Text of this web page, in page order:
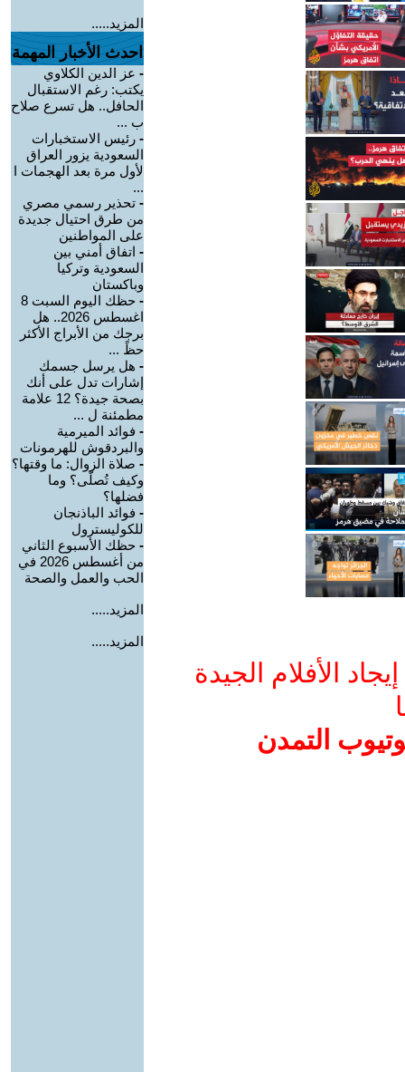
الأفلام الجيدة
التمدن
المزيد.....
احدث الأخبار المهمة
- عز الدين الكلاوي
يكتب: رغم الاستقبال
الحافل.. هل تسرع صلاح
ب ...
- رئيس الاستخبارات
السعودية يزور العراق
لأول مرة بعد الهجمات ا
...
- تحذير رسمي مصري
من طرق احتيال جديدة
على المواطنين
- اتفاق أمني بين
السعودية وتركيا
وباكستان
-
حظك اليوم السبت 8
اغسطس 2026.. هل
برجك من الأبراج الأكثر
حظً ...
- هل يرسل جسمك
إشارات تدل على أنك
بصحة جيدة؟ 12 علامة
مطمئنة ل ...
- فوائد الميرمية
والبردقوش للهرمونات
- صلاة الزوال: ما وقتها؟
وكيف تُصلّى؟ وما
فضلها؟
- فوائد الباذنجان
للكوليسترول
- حظك الأسبوع الثاني
من أغسطس 2026 في
الحب والعمل والصحة
المزيد.....
المزيد.....